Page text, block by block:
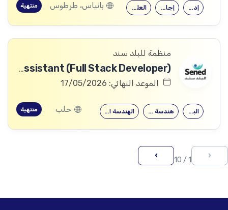
العلوم الاجتماعية إجازة هندسية… إدارة الأعمال بانياس، طرطوس منتهية
منظمة للبلد سند
IT Assistant (Full Stack Developer)
الموعد النهائي: 17/05/2026
الهندسة المعلوماتية هندسة الحواسيب البرمجة حلب منتهية
‹
1 / 10
›